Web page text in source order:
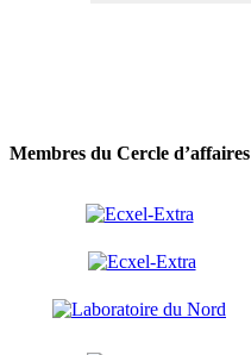
Membres du Cercle d’affaires